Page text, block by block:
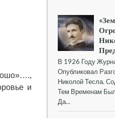
и
В 1926 Году
Опубликовал
Николой Тесла.
Тем Временам
Да...